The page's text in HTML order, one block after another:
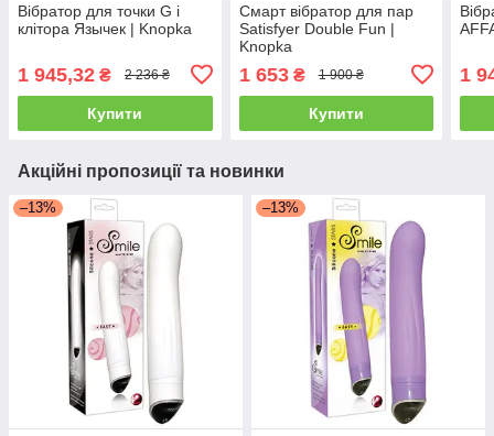
Вібратор для точки G і
клітора Язычек | Knopka
1 945,32 ₴ 2 236 ₴
Купити
Смарт вібратор для пар
Satisfyer Double Fun |
Knopka
1 653₴ 1 900 ₴
Купити
1
Акційні пропозиції та новинки
–13% –13%